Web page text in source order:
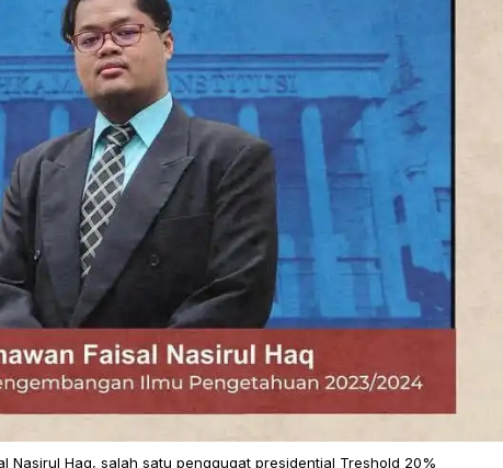
Nasirul Haq, salah satu penggugat presidential Treshold 20%